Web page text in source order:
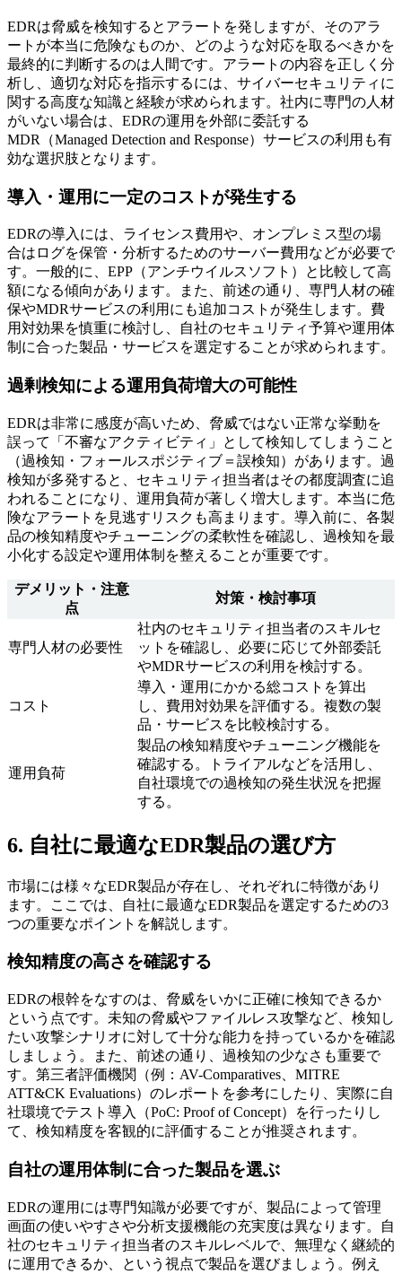
EDRは脅威を検知するとアラートを発しますが、そのアラ
ートが本当に危険なものか、どのような対応を取るべきかを
最終的に判断するのは人間です。アラートの内容を正しく分
析し、適切な対応を指示するには、サイバーセキュリティに
関する高度な知識と経験が求められます。社内に専門の人材
がいない場合は、EDRの運用を外部に委託する
MDR（Managed Detection and Response）サービスの利用も有
効な選択肢となります。
導入・運用に一定のコストが発生する
EDRの導入には、ライセンス費用や、オンプレミス型の場
合はログを保管・分析するためのサーバー費用などが必要で
す。一般的に、EPP（アンチウイルスソフト）と比較して高
額になる傾向があります。また、前述の通り、専門人材の確
保やMDRサービスの利用にも追加コストが発生します。費
用対効果を慎重に検討し、自社のセキュリティ予算や運用体
制に合った製品・サービスを選定することが求められます。
過剰検知による運用負荷増大の可能性
EDRは非常に感度が高いため、脅威ではない正常な挙動を
誤って「不審なアクティビティ」として検知してしまうこと
（過検知・フォールスポジティブ＝誤検知）があります。過
検知が多発すると、セキュリティ担当者はその都度調査に追
われることになり、運用負荷が著しく増大します。本当に危
険なアラートを見逃すリスクも高まります。導入前に、各製
品の検知精度やチューニングの柔軟性を確認し、過検知を最
小化する設定や運用体制を整えることが重要です。
デメリット・注意
点
対策・検討事項
専門人材の必要性
社内のセキュリティ担当者のスキルセ
ットを確認し、必要に応じて外部委託
やMDRサービスの利用を検討する。
コスト
導入・運用にかかる総コストを算出
し、費用対効果を評価する。複数の製
品・サービスを比較検討する。
運用負荷
製品の検知精度やチューニング機能を
確認する。トライアルなどを活用し、
自社環境での過検知の発生状況を把握
する。
6. 自社に最適なEDR製品の選び方
市場には様々なEDR製品が存在し、それぞれに特徴があり
ます。ここでは、自社に最適なEDR製品を選定するための3
つの重要なポイントを解説します。
検知精度の高さを確認する
EDRの根幹をなすのは、脅威をいかに正確に検知できるか
という点です。未知の脅威やファイルレス攻撃など、検知し
たい攻撃シナリオに対して十分な能力を持っているかを確認
しましょう。また、前述の通り、過検知の少なさも重要で
す。第三者評価機関（例：AV-Comparatives、MITRE
ATT&CK Evaluations）のレポートを参考にしたり、実際に自
社環境でテスト導入（PoC: Proof of Concept）を行ったりし
て、検知精度を客観的に評価することが推奨されます。
自社の運用体制に合った製品を選ぶ
EDRの運用には専門知識が必要ですが、製品によって管理
画面の使いやすさや分析支援機能の充実度は異なります。自
社のセキュリティ担当者のスキルレベルで、無理なく継続的
に運用できるか、という視点で製品を選びましょう。例え